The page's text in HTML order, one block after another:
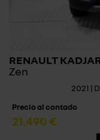
RENAULT
Zen
2021 |
Precio al contado
21.490 €